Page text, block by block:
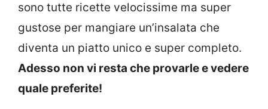
sono tutte ricette velocissime ma super
gustose per mangiare un’insalata che
diventa un piatto unico e super completo.
Adesso non vi resta che provarle e vedere
quale preferite!